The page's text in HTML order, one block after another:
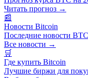
Читать прогноз →
📰
Новости Bitcoin
Последние новости
Все новости →
🛒
Где купить Bitcoin
Лучшие биржи для